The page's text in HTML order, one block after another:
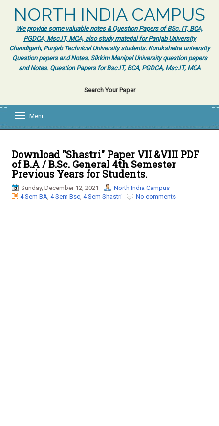
NORTH INDIA CAMPUS
We provide some valuable notes & Question Papers of BSc. IT, BCA,
PGDCA, Msc.IT, MCA, also study material for Panjab University
Chandigarh, Punjab Technical University students. Kurukshetra university
Question papers and Notes, Sikkim Manipal University question papers
and Notes. Question Papers for Bsc.IT, BCA, PGDCA, Msc.IT, MCA
Search Your Paper
l
e
n
a
v
i
Menu
Download "Shastri" Paper VII &VIII PDF
of B.A / B.Sc. General 4th Semester
Previous Years for Students.
Sunday, December 12, 2021
North India Campus
4 Sem BA, 4 Sem Bsc, 4 Sem Shastri No comments